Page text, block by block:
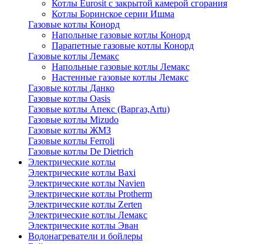
Котлы Eurosit с закрытой камерой сгорания
Котлы Боринское серии Ишма
Газовые котлы Конорд
Напольные газовые котлы Конорд
Парапетные газовые котлы Конорд
Газовые котлы Лемакс
Напольные газовые котлы Лемакс
Настенные газовые котлы Лемакс
Газовые котлы Данко
Газовые котлы Oasis
Газовые котлы Апекс (Варгаз,Artu)
Газовые котлы Mizudo
Газовые котлы ЖМЗ
Газовые котлы Ferroli
Газовые котлы De Dietrich
Электрические котлы
Электрические котлы Baxi
Электрические котлы Navien
Электрические котлы Protherm
Электрические котлы Zerten
Электрические котлы Лемакс
Электрические котлы Эван
Водонагреватели и бойлеры